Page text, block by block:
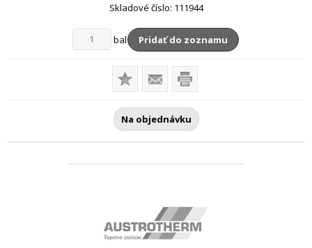
Skladové číslo: 111944
bal Pridať do zoznamu
Na objednávku